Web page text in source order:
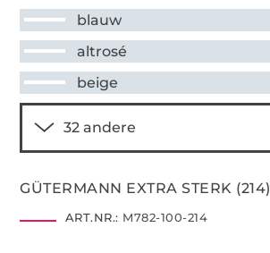
blauw
altrosé
beige
GÜTERMANN EXTRA STERK (214)
ART.NR.: M782-100-214